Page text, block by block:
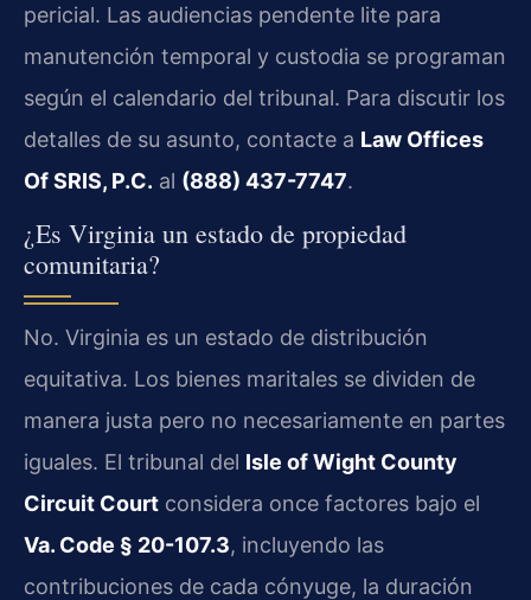
pericial. Las audiencias pendente lite para
manutención temporal y custodia se programan
según el calendario del tribunal. Para discutir los
detalles de su asunto, contacte a Law Offices
Of SRIS, P.C. al (888) 437-7747.
¿Es Virginia un estado de propiedad
comunitaria?
No. Virginia es un estado de distribución
equitativa. Los bienes maritales se dividen de
manera justa pero no necesariamente en partes
iguales. El tribunal del Isle of Wight County
Circuit Court considera once factores bajo el
Va. Code § 20-107.3, incluyendo las
contribuciones de cada cónyuge, la duración